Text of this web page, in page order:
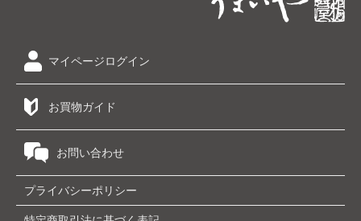
マイページログイン
お買物ガイド
お問い合わせ
プライバシーポリシー